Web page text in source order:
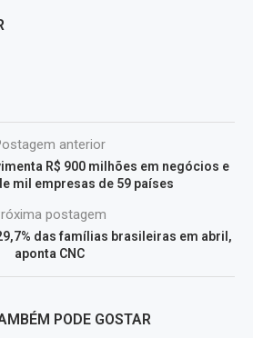
anterior
R$ 900 milhões em negócios e
mil empresas de 59 países
postagem
das famílias brasileiras em abril,
aponta CNC
PODE GOSTAR